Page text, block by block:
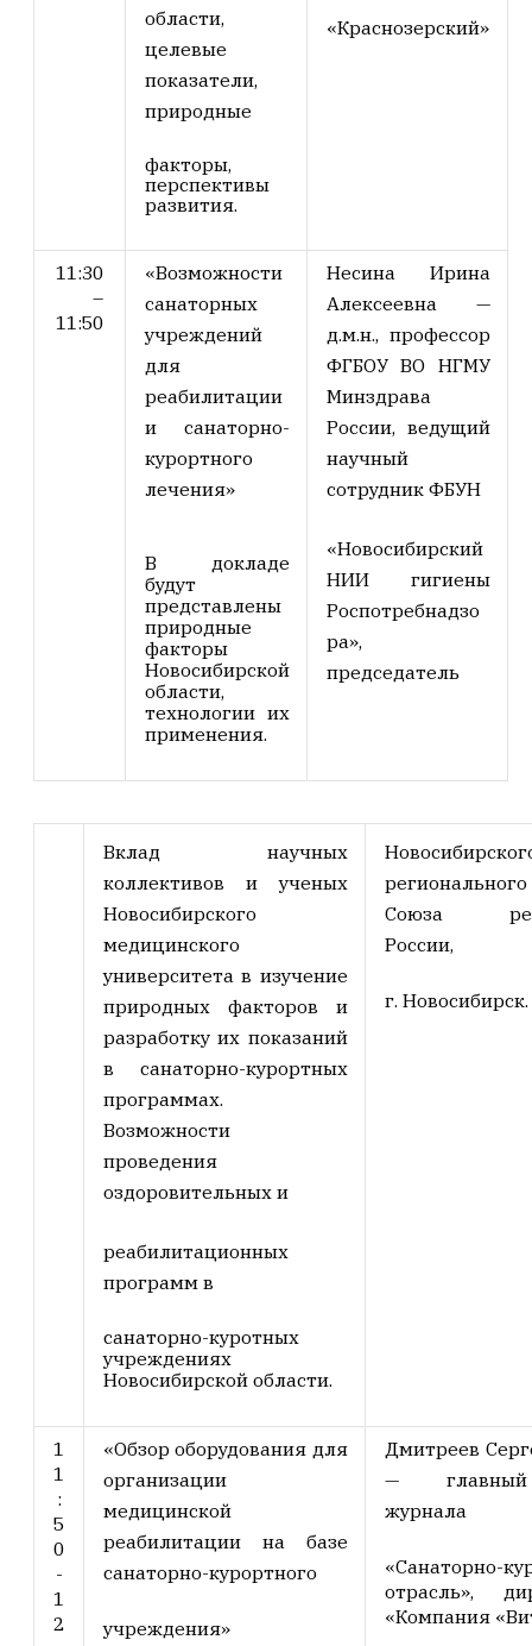
области,
целевые
показатели,
природные
факторы,
перспективы
развития.
«Краснозерский»
11:30
–
11:50
«Возможности
санаторных
учреждений
для
реабилитации
и санаторно-
курортного
лечения»
В докладе
будут
представлены
природные
факторы
Новосибирской
области,
технологии их
применения.
Несина Ирина
Алексеевна —
д.м.н., профессор
ФГБОУ ВО НГМУ
Минздрава
России, ведущий
научный
сотрудник ФБУН
«Новосибирский
НИИ гигиены
Роспотребнадзо
ра»,
председатель
Вклад научных
коллективов и ученых
Новосибирского
медицинского
университета в изучение
природных факторов и
разработку их показаний
в санаторно-курортных
программах.
Возможности
проведения
оздоровительных и
реабилитационных
программ в
санаторно-куротных
учреждениях
Новосибирской области.
Союза
России,
г. Новосибирск.
1
1
:
5
0
-
1
2
«Обзор оборудования для
организации
медицинской
реабилитации на базе
санаторно-курортного
учреждения»
Дмитреев
— главный
журнала
«Санаторно-
отрасль»,
«Компания